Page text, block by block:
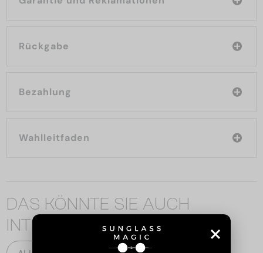
Rückgabe
Bezahlung
Wahlleitfaden
DAS KÖNNTE SIE AUCH
INTERESSIEREN